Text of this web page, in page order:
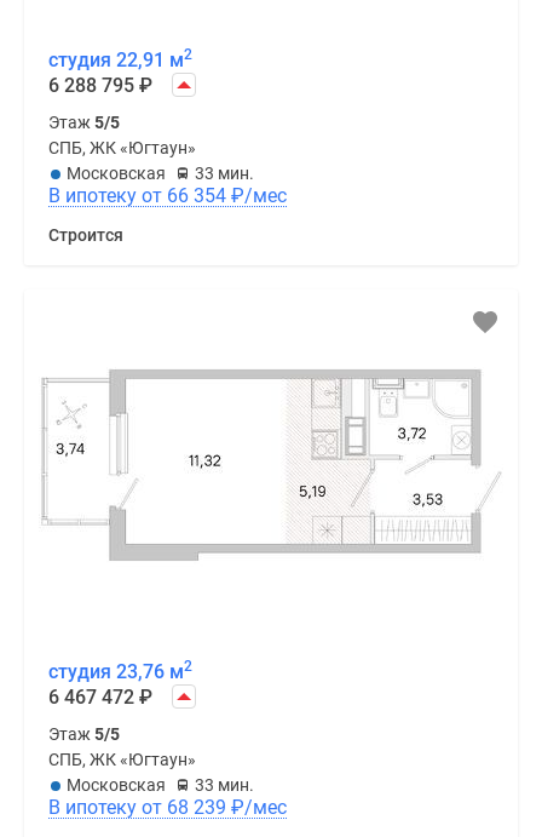
студия 22,91 м2
6 288 795 ₽
Этаж5/5
СПБ, ЖК «Югтаун»
Московская
33 мин.
В ипотеку от 66 354 ₽/мес
Строится
студия 23,76 м2
6 467 472 ₽
Этаж5/5
СПБ, ЖК «Югтаун»
Московская
33 мин.
В ипотеку от 68 239 ₽/мес